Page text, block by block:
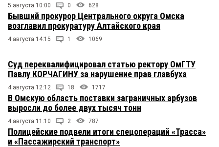
5 августа 10:00 0 628
Бывший прокурор Центрального округа Омска
возглавил прокуратуру Алтайского края
4 августа 14:15 1 1069
Суд переквалифицировал статью ректору ОмГТУ
Павлу КОРЧАГИНУ за нарушение прав главбуха
4 августа 12:12 18 1717
В Омскую область поставки заграничных арбузов
выросли до более двух тысяч тонн
4 августа 11:10 2 787
Полицейские подвели итоги спецопераций «Трасса»
и «Пассажирский транспорт»